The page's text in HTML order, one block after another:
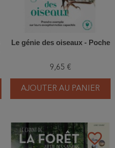
Le génie des oiseaux - Poche
9,65 €
AJOUTER AU PANIER
favorite_border